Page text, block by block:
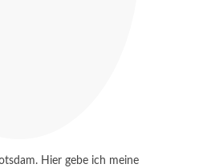
Hier gebe ich meine